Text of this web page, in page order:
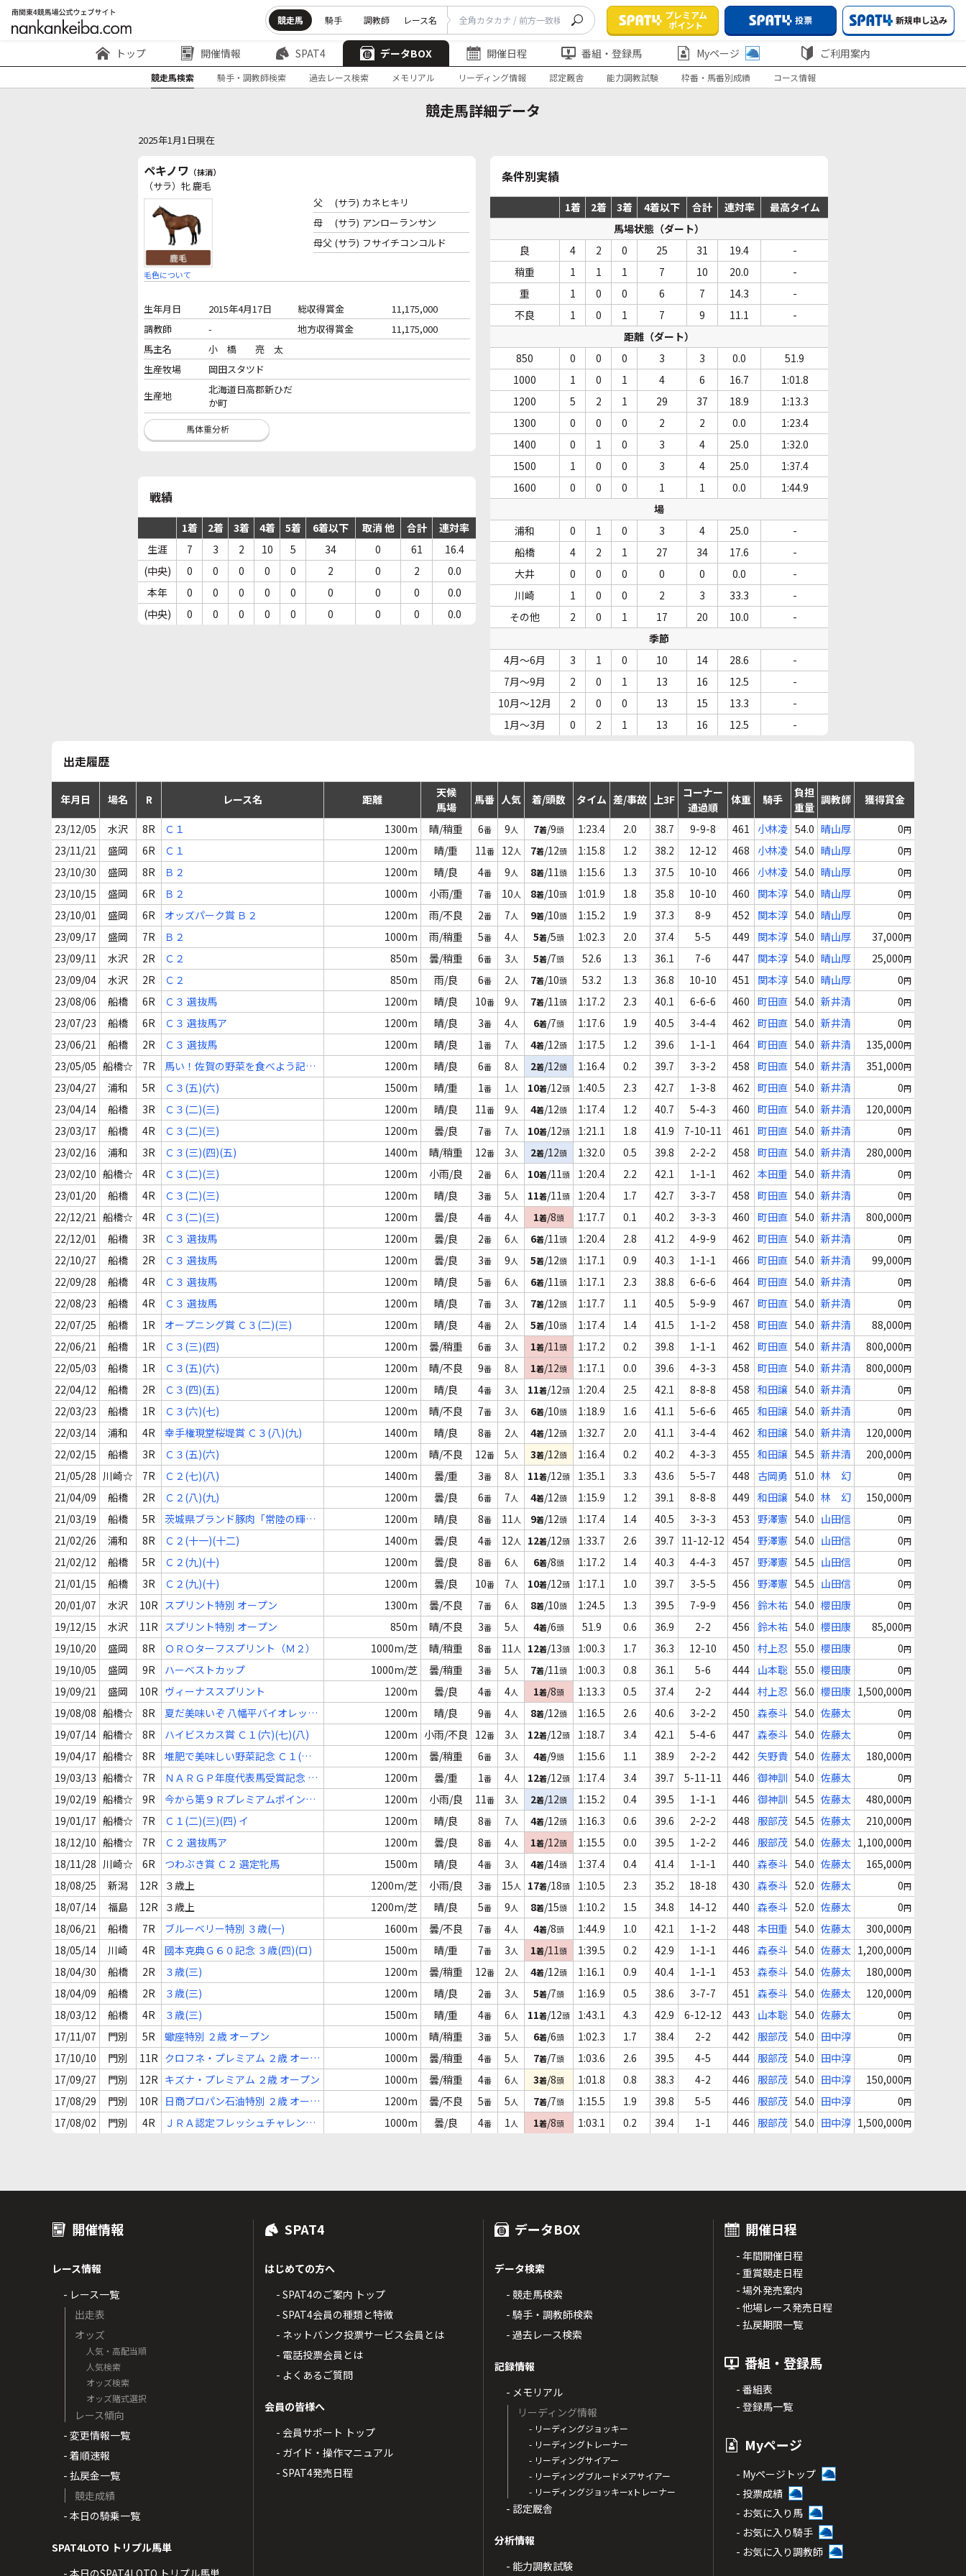
競走馬 騎手 調教師 レース名
プレミアム
ポイント
投票 新規申し込み
トップ 開催情報 SPAT4 データBOX 開催日程 番組・登録馬 Myページ ご利用案内
競走馬検索 騎手・調教師検索 過去レース検索 メモリアル リーディング情報 認定厩舎 能力調教試験 枠番・馬番別成績 コース情報
競走馬詳細データ
2025年1月1日現在
ペキノワ （抹消）
（サラ）牝 鹿毛
毛色について
父 (サラ) カネヒキリ
母
(サラ) アンローランサン
母父 (サラ) フサイチコンコルド
生年月日 2015年4月17日 総収得賞金
11,175,000
調教師
- 地方収得賞金
11,175,000
馬主名
小 橋 亮 太
生産牧場
岡田スタツド
生産地
北海道日高郡新ひだ
か町
戦績
1着 2着 3着 4着 5着 6着以下 取消 他 合計
連対率
生涯
7 3 2 10 5 34 0 61
16.4
(中央)
0 0 0 0 0 2 0 2
0.0
本年
0 0 0 0 0 0 0 0
0.0
(中央)
0 0 0 0 0 0 0 0 0.0
条件別実績
1着 2着 3着 4着以下 合計 連対率
最高タイム
馬場状態（ダート）
良
4 2 0 25 31 19.4
-
稍重
1 1 1 7 10 20.0
-
重
1 0 0 6 7 14.3
-
不良
1 0 1 7 9 11.1
-
距離（ダート）
850
0 0 0 3 3 0.0
51.9
1000
1 0 1 4 6 16.7
1:01.8
1200
5 2 1 29 37 18.9
1:13.3
1300
0 0 0 2 2 0.0
1:23.4
1400
0 1 0 3 4 25.0
1:32.0
1500
1 0 0 3 4 25.0
1:37.4
1600
0 0 0 1 1 0.0
1:44.9
場
浦和
0 1 0 3 4 25.0
-
船橋
4 2 1 27 34 17.6
-
大井
0 0 0 0 0 0.0
-
川崎
1 0 0 2 3 33.3
-
その他
2 0 1 17 20 10.0
-
季節
4月～6月
3 1 0 10 14 28.6
-
7月～9月
2 0 1 13 16 12.5
-
10月～12月
2 0 0 13 15 13.3
-
1月～3月
0 2 1 13 16 12.5 -
出走履歴
年月日 場名 R レース名 距離
天候
馬場
馬番 人気 着/頭数 タイム 差/事故 上3F コーナー
通過順
体重 騎手
負担
重量
調教師 獲得賞金
23/12/05 水沢 8R Ｃ１ 1300m 晴/稍重 6番 9人 7着/9頭 1:23.4 2.0 38.7 9-9-8 461 小林凌 54.0 晴山厚 0円
23/11/21 盛岡 6R Ｃ１ 1200m 晴/重 11番 12人 7着/12頭 1:15.8 1.2 38.2 12-12 468 小林凌 54.0 晴山厚 0円
23/10/30 盛岡 8R Ｂ２ 1200m 晴/良 4番 9人 8着/11頭 1:15.6 1.3 37.5 10-10 466 小林凌 54.0 晴山厚 0円
23/10/15 盛岡 6R Ｂ２ 1000m 小雨/重 7番 10人 8着/10頭 1:01.9 1.8 35.8 10-10 460 関本淳 54.0 晴山厚 0円
23/10/01 盛岡 6R オッズパーク賞 Ｂ２ 1200m 雨/不良 2番 7人 9着/10頭 1:15.2 1.9 37.3 8-9 452 関本淳 54.0 晴山厚 0円
23/09/17 盛岡 7R Ｂ２ 1000m 雨/稍重 5番 4人 5着/5頭 1:02.3 2.0 37.4 5-5 449 関本淳 54.0 晴山厚 37,000円
23/09/11 水沢 2R Ｃ２ 850m 曇/稍重 6番 3人 5着/7頭 52.6 1.3 36.1 7-6 447 関本淳 54.0 晴山厚 25,000円
23/09/04 水沢 2R Ｃ２ 850m 雨/良 6番 2人 7着/10頭 53.2 1.3 36.8 10-10 451 関本淳 54.0 晴山厚 0円
23/08/06 船橋 6R Ｃ３ 選抜馬 1200m 晴/良 10番 9人 7着/11頭 1:17.2 2.3 40.1 6-6-6 460 町田直 54.0 新井清 0円
23/07/23 船橋 6R Ｃ３ 選抜馬ア 1200m 晴/良 3番 4人 6着/7頭 1:17.6 1.9 40.5 3-4-4 462 町田直 54.0 新井清 0円
23/06/21 船橋 2R Ｃ３ 選抜馬 1200m 晴/良 1番 7人 4着/12頭 1:17.5 1.2 39.6 1-1-1 464 町田直 54.0 新井清 135,000円
23/05/05 船橋☆ 7R
馬い！佐賀の野菜を食べよう記念
Ｃ３ 選抜馬
1200m 晴/良 6番 8人 2着/12頭 1:16.4 0.2 39.7 3-3-2 458 町田直 54.0 新井清 351,000円
23/04/27 浦和 5R Ｃ３(五)(六) 1500m 晴/重 1番 1人 10着/12頭 1:40.5 2.3 42.7 1-3-8 462 町田直 54.0 新井清 0円
23/04/14 船橋 3R Ｃ３(二)(三) 1200m 晴/良 11番 9人 4着/12頭 1:17.4 1.2 40.7 5-4-3 460 町田直 54.0 新井清 120,000円
23/03/17 船橋 4R Ｃ３(二)(三) 1200m 曇/良 7番 7人 10着/12頭 1:21.1 1.8 41.9 7-10-11 461 町田直 54.0 新井清 0円
23/02/16 浦和 3R Ｃ３(三)(四)(五) 1400m 晴/稍重 12番 3人 2着/12頭 1:32.0 0.5 39.8 2-2-2 458 町田直 54.0 新井清 280,000円
23/02/10 船橋☆ 4R Ｃ３(二)(三) 1200m 小雨/良 2番 6人 10着/11頭 1:20.4 2.2 42.1 1-1-1 462 本田重 54.0 新井清 0円
23/01/20 船橋 4R Ｃ３(二)(三) 1200m 晴/良 3番 5人 11着/11頭 1:20.4 1.7 42.7 3-3-7 458 町田直 54.0 新井清 0円
22/12/21 船橋☆ 4R Ｃ３(二)(三) 1200m 曇/良 4番 4人 1着/8頭 1:17.7 0.1 40.2 3-3-3 460 町田直 54.0 新井清 800,000円
22/12/01 船橋 3R Ｃ３ 選抜馬 1200m 曇/良 2番 6人 6着/11頭 1:20.4 2.8 41.2 4-9-9 462 町田直 54.0 新井清 0円
22/10/27 船橋 2R Ｃ３ 選抜馬 1200m 曇/良 3番 9人 5着/12頭 1:17.1 0.9 40.3 1-1-1 466 町田直 54.0 新井清 99,000円
22/09/28 船橋 4R Ｃ３ 選抜馬 1200m 晴/良 5番 6人 6着/11頭 1:17.1 2.3 38.8 6-6-6 464 町田直 54.0 新井清 0円
22/08/23 船橋 4R Ｃ３ 選抜馬 1200m 晴/良 7番 3人 7着/12頭 1:17.7 1.1 40.5 5-9-9 467 町田直 54.0 新井清 0円
22/07/25 船橋 1R オープニング賞 Ｃ３(二)(三) 1200m 晴/良 4番 2人 5着/10頭 1:17.4 1.4 41.5 1-1-2 458 町田直 54.0 新井清 88,000円
22/06/21 船橋 1R Ｃ３(三)(四) 1200m 曇/稍重 6番 3人 1着/11頭 1:17.2 0.2 39.8 1-1-1 462 町田直 54.0 新井清 800,000円
22/05/03 船橋 1R Ｃ３(五)(六) 1200m 晴/不良 9番 8人 1着/12頭 1:17.1 0.0 39.6 4-3-3 458 町田直 54.0 新井清 800,000円
22/04/12 船橋 2R Ｃ３(四)(五) 1200m 晴/良 4番 3人 11着/12頭 1:20.4 2.5 42.1 8-8-8 458 和田譲 54.0 新井清 0円
22/03/23 船橋 1R Ｃ３(六)(七) 1200m 晴/不良 7番 3人 6着/10頭 1:18.9 1.6 41.1 5-6-6 465 和田譲 54.0 新井清 0円
22/03/14 浦和 4R 幸手権現堂桜堤賞 Ｃ３(八)(九) 1400m 晴/良 8番 2人 4着/12頭 1:32.7 2.0 41.1 3-4-4 462 和田譲 54.0 新井清 120,000円
22/02/15 船橋 3R Ｃ３(五)(六) 1200m 晴/不良 12番 5人 3着/12頭 1:16.4 0.2 40.2 4-3-3 455 和田譲 54.5 新井清 200,000円
21/05/28 川崎☆ 7R Ｃ２(七)(八) 1400m 曇/重 3番 8人 11着/12頭 1:35.1 3.3 43.6 5-5-7 448 古岡勇 51.0 林 幻 0円
21/04/09 船橋 2R Ｃ２(八)(九) 1200m 曇/良 6番 7人 4着/12頭 1:15.9 1.2 39.1 8-8-8 449 和田譲 54.0 林 幻 150,000円
21/03/19 船橋 5R
茨城県ブランド豚肉「常陸の輝
き」杯 Ｃ２(七)(八)
1200m 晴/良 8番 11人 9着/12頭 1:17.4 1.4 40.5 3-3-3 453 野澤憲 54.0 山田信 0円
21/02/26 浦和 8R Ｃ２(十一)(十二) 1400m 曇/良 4番 12人 12着/12頭 1:33.7 2.6 39.7 11-12-12 454 野澤憲 54.0 山田信 0円
21/02/12 船橋 5R Ｃ２(九)(十) 1200m 曇/良 8番 6人 6着/8頭 1:17.2 1.4 40.3 4-4-3 457 野澤憲 54.5 山田信 0円
21/01/15 船橋 3R Ｃ２(九)(十) 1200m 曇/良 10番 7人 10着/12頭 1:17.1 1.0 39.7 3-5-5 456 野澤憲 54.5 山田信 0円
20/01/07 水沢 10R スプリント特別 オープン 1300m 曇/不良 7番 6人 8着/10頭 1:24.5 1.3 39.5 7-9-9 456 鈴木祐 54.0 櫻田康 0円
19/12/15 水沢 11R スプリント特別 オープン 850m 晴/不良 3番 5人 4着/6頭 51.9 0.6 36.9 2-2 456 鈴木祐 54.0 櫻田康 85,000円
19/10/20 盛岡 8R ＯＲＯターフスプリント（Ｍ２） 1000m/芝 晴/稍重 8番 11人 12着/13頭 1:00.3 1.7 36.3 12-10 450 村上忍 55.0 櫻田康 0円
19/10/05 盛岡 9R ハーベストカップ 1000m/芝 曇/稍重 3番 5人 7着/11頭 1:00.3 0.8 36.1 5-6 444 山本聡 55.0 櫻田康 0円
19/09/21 盛岡 10R ヴィーナススプリント 1200m 曇/良 4番 4人 1着/8頭 1:13.3 0.5 37.4 2-2 444 村上忍 56.0 櫻田康 1,500,000円
19/08/08 船橋☆ 8R
夏だ美味いぞ 八幡平バイオレット
記念 Ｃ１(四)(五)
1200m 晴/良 9番 4人 8着/12頭 1:16.5 2.6 40.6 3-2-2 450 森泰斗 54.0 佐藤太 0円
19/07/14 船橋☆ 8R ハイビスカス賞 Ｃ１(六)(七)(八) 1200m 小雨/不良 12番 3人 12着/12頭 1:18.7 3.4 42.1 5-4-6 447 森泰斗 54.0 佐藤太 0円
19/04/17 船橋☆ 8R
堆肥で美味しい野菜記念 Ｃ１(三)
(四)
1200m 曇/稍重 6番 3人 4着/9頭 1:15.6 1.1 38.9 2-2-2 442 矢野貴 54.0 佐藤太 180,000円
19/03/13 船橋☆ 7R
ＮＡＲＧＰ年度代表馬受賞記念 Ｃ
１(三)(四)
1200m 曇/重 1番 4人 12着/12頭 1:17.4 3.4 39.7 5-11-11 446 御神訓 54.0 佐藤太 0円
19/02/19 船橋☆ 9R
今から第９Ｒプレミアムポイント
３倍賞 Ｃ１(五)(六)
1200m 小雨/良 11番 3人 2着/12頭 1:15.2 0.4 39.5 1-1-1 446 御神訓 54.5 佐藤太 480,000円
19/01/17 船橋☆ 7R Ｃ１(二)(三)(四) イ 1200m 晴/良 8番 7人 4着/12頭 1:16.3 0.6 39.6 2-2-2 448 服部茂 54.5 佐藤太 210,000円
18/12/10 船橋☆ 7R Ｃ２ 選抜馬ア 1200m 曇/良 8番 4人 1着/12頭 1:15.5 0.0 39.5 1-2-2 446 服部茂 54.0 佐藤太 1,100,000円
18/11/28 川崎☆ 6R つわぶき賞 Ｃ２ 選定牝馬 1500m 晴/良 4番 3人 4着/14頭 1:37.4 0.4 41.4 1-1-1 440 森泰斗 54.0 佐藤太 165,000円
18/08/25 新潟 12R ３歳上 1200m/芝 小雨/良 3番 15人 17着/18頭 1:10.5 2.3 35.2 18-18 430 森泰斗 52.0 佐藤太 0円
18/07/14 福島 12R ３歳上 1200m/芝 晴/良 5番 9人 8着/15頭 1:10.2 1.5 34.8 14-12 440 森泰斗 52.0 佐藤太 0円
18/06/21 船橋 7R ブルーベリー特別 ３歳(一) 1600m 曇/不良 7番 4人 4着/8頭 1:44.9 1.0 42.1 1-1-2 448 本田重 54.0 佐藤太 300,000円
18/05/14 川崎 4R 國本克典Ｇ６０記念 ３歳(四)(ロ) 1500m 晴/重 7番 3人 1着/11頭 1:39.5 0.2 42.9 1-1-1 446 森泰斗 54.0 佐藤太 1,200,000円
18/04/30 船橋 2R ３歳(三) 1200m 曇/稍重 12番 2人 4着/12頭 1:16.1 0.9 40.4 1-1-1 453 森泰斗 54.0 佐藤太 180,000円
18/04/09 船橋 2R ３歳(三) 1200m 晴/良 2番 3人 5着/7頭 1:16.9 0.5 38.6 3-7-7 451 森泰斗 54.0 佐藤太 120,000円
18/03/12 船橋 4R ３歳(三) 1500m 晴/重 4番 6人 11着/12頭 1:43.1 4.3 42.9 6-12-12 443 山本聡 54.0 佐藤太 0円
17/11/07 門別 5R 蠍座特別 ２歳 オープン 1000m 晴/稍重 3番 5人 6着/6頭 1:02.3 1.7 38.4 2-2 442 服部茂 54.0 田中淳 0円
17/10/10 門別 11R クロフネ・プレミアム ２歳 オープ
ン
1000m 曇/稍重 4番 5人 7着/7頭 1:03.6 2.6 39.5 4-5 444 服部茂 54.0 田中淳 0円
17/09/27 門別 12R キズナ・プレミアム ２歳 オープン 1000m 曇/稍重 4番 6人 3着/8頭 1:01.8 0.8 38.3 4-2 446 服部茂 54.0 田中淳 150,000円
17/08/29 門別 10R 日商プロパン石油特別 ２歳 オープ
ン
1200m 曇/不良 5番 5人 7着/7頭 1:15.5 1.9 39.8 5-5 446 服部茂 54.0 田中淳 0円
17/08/02 門別 4R
ＪＲＡ認定フレッシュチャレンジ
1000m 曇/良 4番 1人 1着/8頭 1:03.1 0.2 39.4 1-1 446 服部茂 54.0 田中淳 1,500,000円
開催情報
レース情報
- レース一覧
出走表
オッズ
人気・高配当順
人気検索
オッズ検索
オッズ賭式選択
レース傾向
- 変更情報一覧
- 着順速報
- 払戻金一覧
競走成績
- 本日の騎乗一覧
SPAT4LOTO トリプル馬単
- 本日のSPAT4LOTO トリプル馬単
SPAT4
はじめての方へ
- SPAT4のご案内 トップ
- SPAT4会員の種類と特徴
- ネットバンク投票サービス会員とは
- 電話投票会員とは
- よくあるご質問
会員の皆様へ
- 会員サポート トップ
- ガイド・操作マニュアル
- SPAT4発売日程
データBOX
データ検索
- 競走馬検索
- 騎手・調教師検索
- 過去レース検索
記録情報
- メモリアル
リーディング情報
- リーディングジョッキー
- リーディングトレーナー
- リーディングサイアー
- リーディングブルードメアサイアー
- リーディングジョッキーxトレーナー
- 認定厩舎
分析情報
- 能力調教試験
開催日程
- 年間開催日程
- 重賞競走日程
- 場外発売案内
- 他場レース発売日程
- 払戻期限一覧
番組・登録馬
- 番組表
- 登録馬一覧
Myページ
- Myページトップ
- 投票成績
- お気に入り馬
- お気に入り騎手
- お気に入り調教師